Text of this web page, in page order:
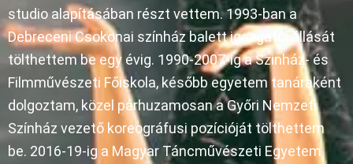
studio alapításában részt vettem. 1993-ban a
Debreceni Csokonai színház balett igazgatói állását
tölthettem be egy évig. 1990-2007-ig a Szinház- és
Filmművészeti Főiskola, később egyetem tanáraként
dolgoztam, közel párhuzamosan a Győri Nemzeti
Színház vezető koreográfusi pozícióját tölthettem
be. 2016-19-ig a Magyar Táncművészeti Egyetem